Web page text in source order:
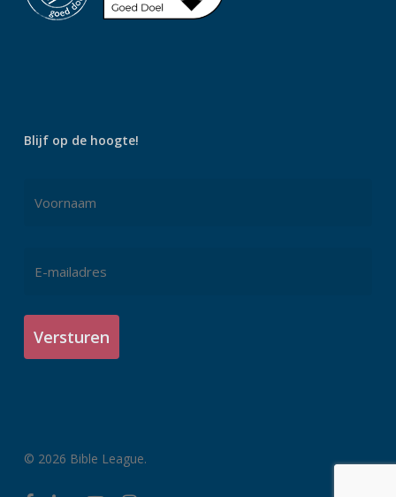
Blijf op de hoogte!
mailadres
© 2026 Bible League.